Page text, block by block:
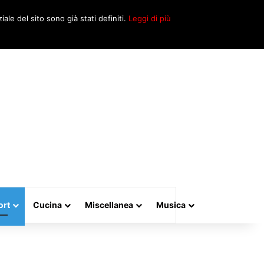
Cucina Miscellanea Musica
del sito sono già stati definiti. Leggi di più